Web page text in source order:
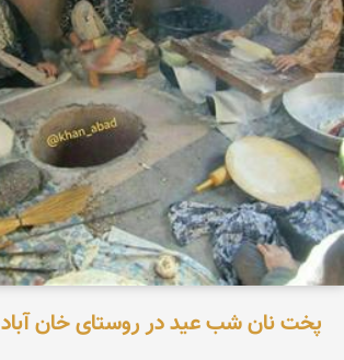
پخت نان شب عید در روستای خان آباد